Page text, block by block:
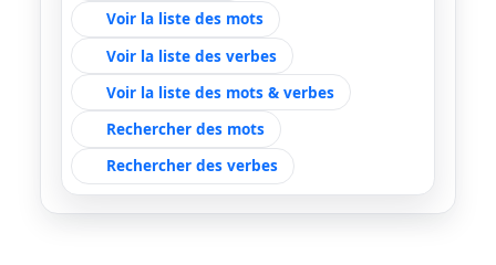
Voir la liste des mots
Voir la liste des verbes
Voir la liste des mots & verbes
Rechercher des mots
Rechercher des verbes